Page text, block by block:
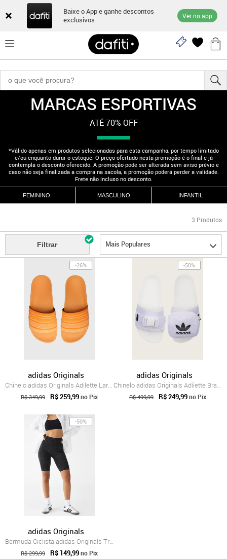
Baixe o App e ganhe descontos
exclusivos
Ver no app
"210000564"MARCAS ESPORTIVAS
ATÉ 70% OFF
*Válido apenas em produtos selecionadas para esta campanha, por tempo limitado
e/ou enquanto durar o estoque. O preço ofertado nesta promoção é o final e já
contempla o desconto oferecido. A promoção pode ser alterada sem aviso prévio e
caso não seja finalizada a compra na sacola, a promoção poderá perder a validade.
Frete não incluso no desconto.
FEMININO MASCULINO INFANTIL
3 Produtos
Filtrar Mais Populares
-26%
adidas Originals
Chinelo adidas Originals Adilette Laranja
R$ 349,99 R$ 259,99no Pix
-50%
adidas Originals
Chinelo adidas Originals Adilette Branco
R$ 499,99 R$ 249,99no Pix
-50%
adidas Originals
Bermuda Ciclista adidas Originals Trefoi...
R$ 299,99 R$ 149,99no Pix